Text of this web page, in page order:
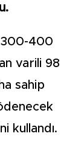
300-400
varili 98
sahip
kullandı.